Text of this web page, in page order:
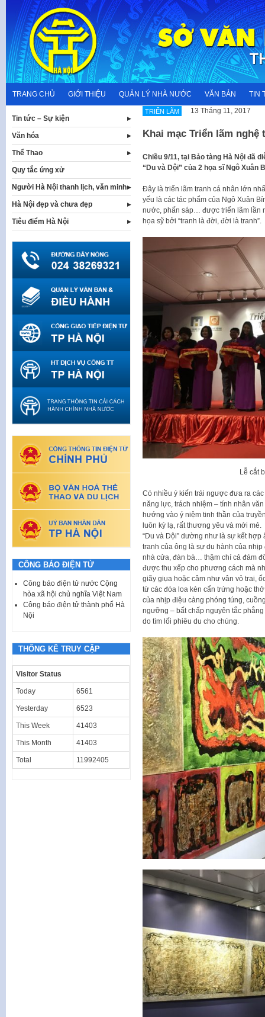
content
TRANG CHỦ GIỚI THIỆU QUẢN LÝ NHÀ NƯỚC VĂN BẢN TIN
TRIỂN LÃM 13 Tháng 11, 2017
Khai mạc Triển lãm
Chiều 9/11, tại Bảo tàng Hà Nội đã
“Du và Dội” của 2 họa sĩ Ngô Xuân
Đây là triển lãm tranh cá nhân lớn
yếu là các tác phẩm của Ngô Xuân
nước, phấn sáp… được triển lãm lần
họa sỹ bởi “tranh là đời, đời là tranh”.
Lễ cắt
Có nhiều ý kiến trái ngược đưa ra
năng lực, trách nhiệm – tính nhân
hướng vào ý niệm tinh thần của
luôn kỳ lạ, rất thương yêu và mới mẻ.
“Du và Dội” dường như là sự kết
tranh của ông là sự du hành của
nhà cửa, đàn bà… thậm chí cả đám
được thu xếp cho phương cách mà
giãy giụa hoặc câm như vân vỏ trai,
từ các đóa loa kèn cẩn trứng hoặc
của nhịp điệu càng phóng túng,
ngưỡng – bất chấp nguyên tắc
do tìm lối phiêu du cho chúng.
Tin tức – Sự kiện
Văn hóa
Thể Thao
Quy tắc ứng xử
Người Hà Nội thanh lịch, văn minh
Hà Nội đẹp và chưa đẹp
Tiêu điểm Hà Nội
CÔNG BÁO ĐIỆN TỬ
Công báo điện tử nước Cộng
hòa xã hội chủ nghĩa Việt Nam
Công báo điện tử thành phố Hà
Nội
THỐNG KÊ TRUY CẬP
Visitor Status
Today 6561
Yesterday 6523
This Week 41403
This Month 41403
Total 11992405